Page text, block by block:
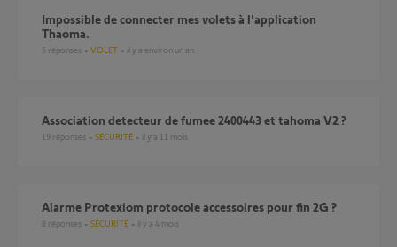
Impossible de connecter mes volets à l'application
Thaoma.
5 réponses VOLET il y a environ un an
Association detecteur de fumee 2400443 et tahoma V2 ?
19 réponses SÉCURITÉ il y a 11 mois
Alarme Protexiom protocole accessoires pour fin 2G ?
8 réponses SÉCURITÉ il y a 4 mois